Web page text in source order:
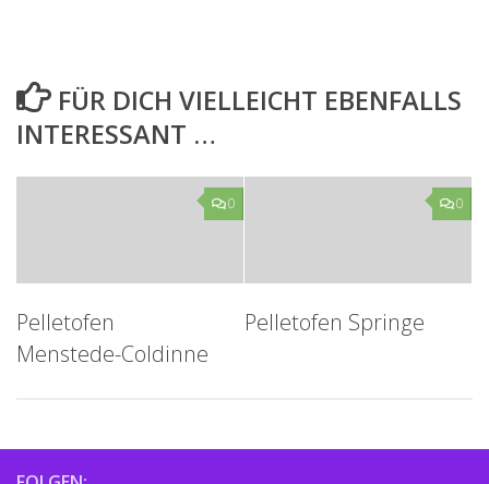
FÜR DICH VIELLEICHT EBENFALLS
INTERESSANT …
0
Pelletofen
Menstede-Coldinne
0
Pelletofen Springe